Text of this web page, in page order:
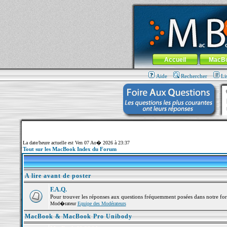
MacBook-fr.com : 100% Apple... 100%
Aller au contenu-Aller au menu
Menu général
Accueil
Aide Rechercher
La date/heure actuelle est Ven 07 Ao� 2026 à 23:37
Tout sur les MacBook Index du Forum
A lire avant de poster
F.A.Q.
Pour trouver les réponses aux questions fréquemment posées dans notre
Mod�rateurEquipe des Modérateurs
MacBook & MacBook Pro Unibody